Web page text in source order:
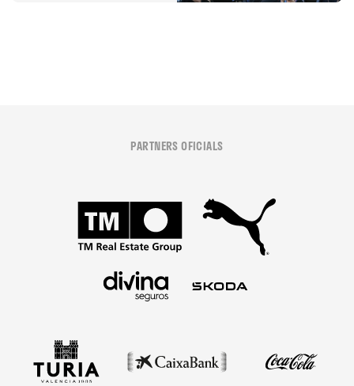
PARTNERS OFICIALS